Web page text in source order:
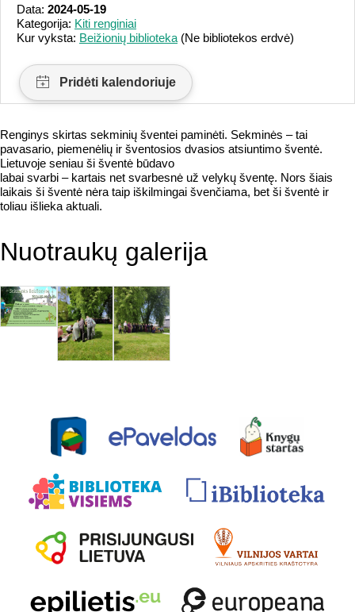
Data: 2024-05-19
Kategorija: Kiti renginiai
Kur vyksta: Beižionių biblioteka(Ne bibliotekos erdvė)
Renginys skirtas sekminių šventei paminėti. Sekminės – tai
pavasario, piemenėlių ir šventosios dvasios atsiuntimo šventė.
Lietuvoje seniau ši šventė būdavo
labai svarbi – kartais net svarbesnė už velykų šventę. Nors šiais
laikais ši šventė nėra taip iškilmingai švenčiama, bet ši šventė ir
toliau išlieka aktuali.
Nuotraukų galerija